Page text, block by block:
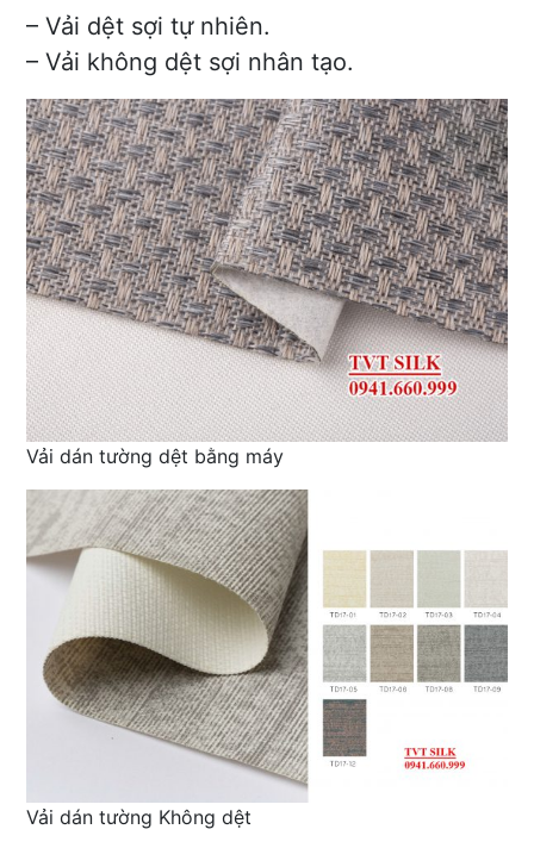
– Vải dệt sợi tự nhiên.
– Vải không dệt sợi nhân tạo.
Vải dán tường dệt bằng máy
Vải dán tường Không dệt